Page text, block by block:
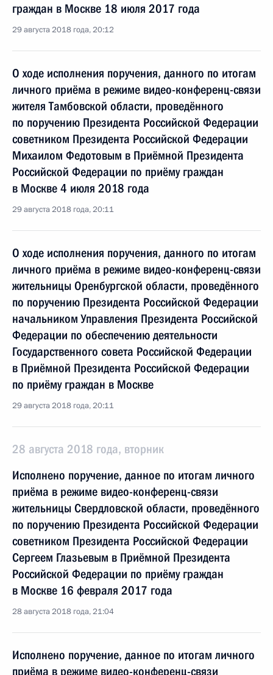
граждан в Москве 18 июля 2017 года
29 августа 2018 года, 20:12
О ходе исполнения поручения, данного по итогам
личного приёма в режиме видео-конференц-связи
жителя Тамбовской области, проведённого
по поручению Президента Российской Федерации
советником Президента Российской Федерации
Михаилом Федотовым в Приёмной Президента
Российской Федерации по приёму граждан
в Москве 4 июля 2018 года
29 августа 2018 года, 20:11
О ходе исполнения поручения, данного по итогам
личного приёма в режиме видео-конференц-связи
жительницы Оренбургской области, проведённого
по поручению Президента Российской Федерации
начальником Управления Президента Российской
Федерации по обеспечению деятельности
Государственного совета Российской Федерации
в Приёмной Президента Российской Федерации
по приёму граждан в Москве
29 августа 2018 года, 20:11
28 августа 2018 года, вторник
Исполнено поручение, данное по итогам личного
приёма в режиме видео-конференц-связи
жительницы Свердловской области, проведённого
по поручению Президента Российской Федерации
советником Президента Российской Федерации
Сергеем Глазьевым в Приёмной Президента
Российской Федерации по приёму граждан
в Москве 16 февраля 2017 года
28 августа 2018 года, 21:04
Исполнено поручение, данное по итогам личного
приёма в режиме видео-конференц-связи